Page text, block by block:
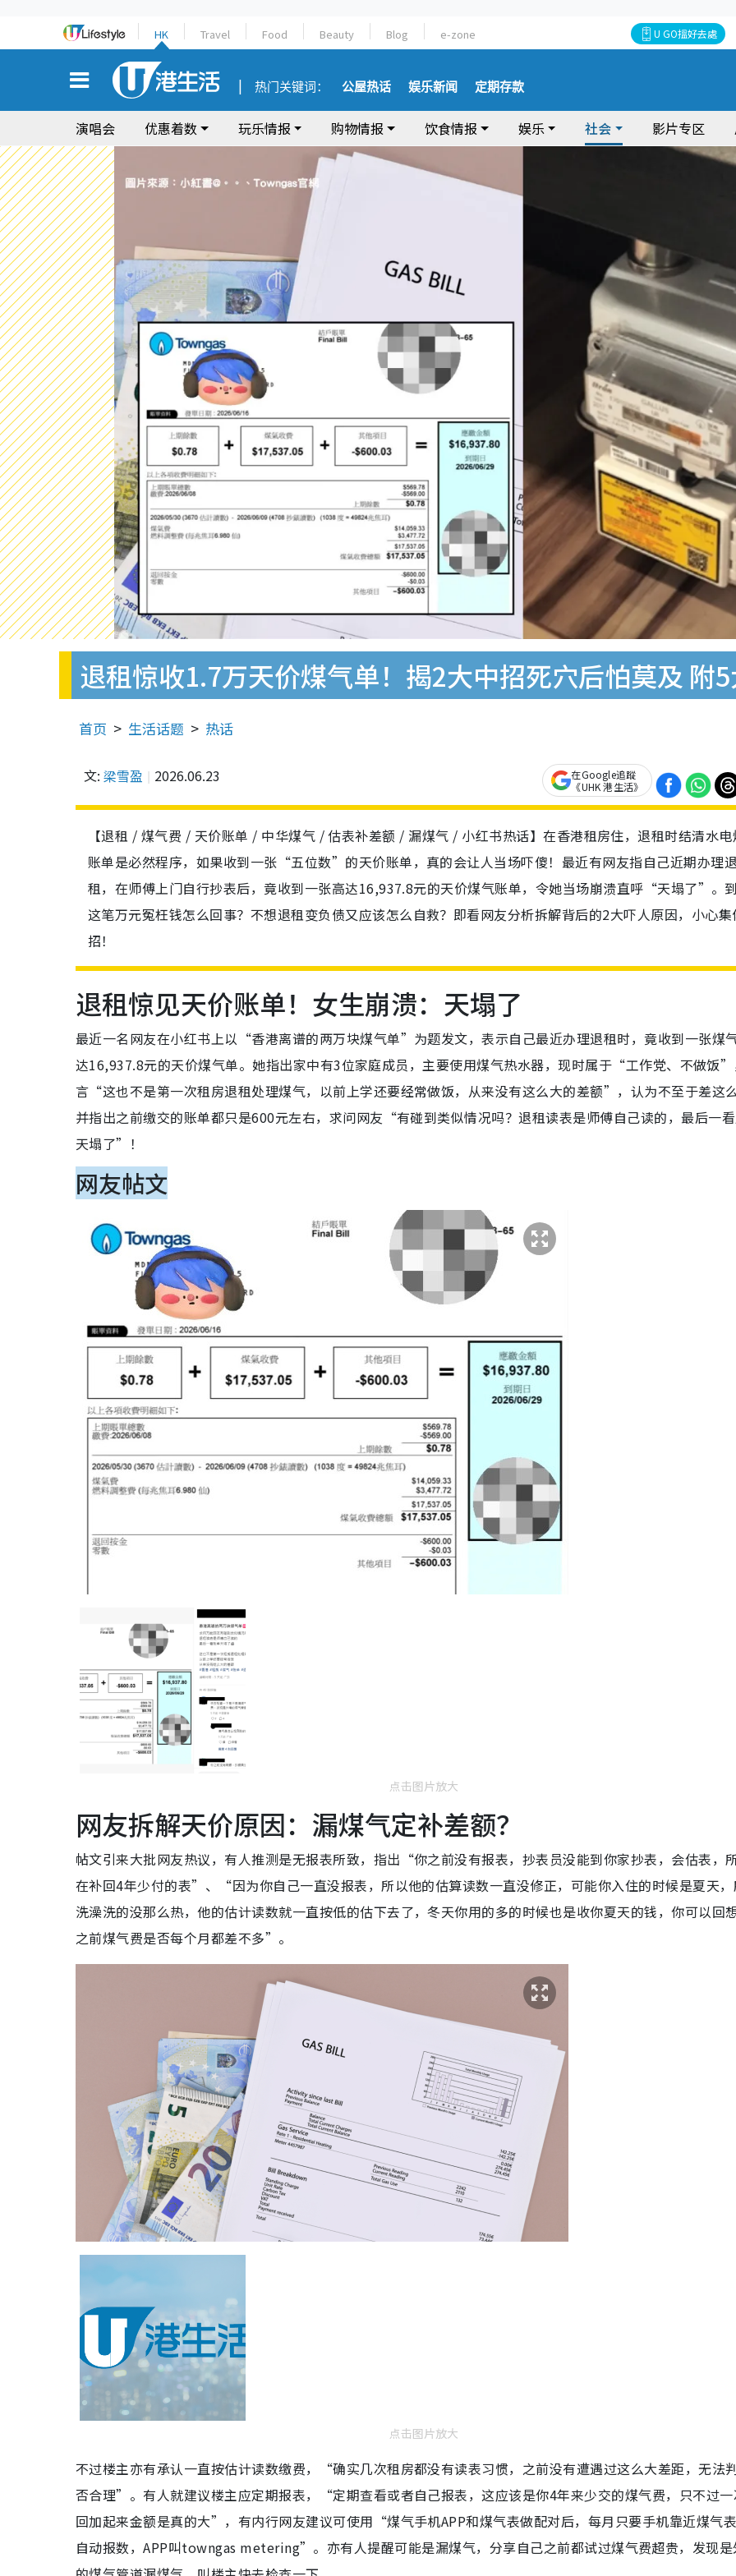
HK Travel Food Beauty Blog e-zone U GO搵好去處
热门关键词： 公屋热话 娱乐新闻 定期存款
演唱会 优惠着数 玩乐情报 购物情报 饮食情报 娱乐 社会 影片专区
退租惊收1.7万天价煤气单！揭2大中招死穴后怕莫及 附
首页 生活话题 热话
文: 梁雪盈 2026.06.23
在Google追蹤
《UHK 港生活》
【退租 / 煤气费 / 天价账单 / 中华煤气 / 估表补差额 / 漏煤气 / 小红书热话】在香港租房住，退租时结清水
账单是必然程序，如果收到一张“五位数”的天价账单，真的会让人当场吓傻！最近有网友指自己近期办理
租，在师傅上门自行抄表后，竟收到一张高达16,937.8元的天价煤气账单，令她当场崩溃直呼“天塌了”。
这笔万元冤枉钱怎么回事？不想退租变负债又应该怎么自救？即看网友分析拆解背后的2大吓人原因，小心集
招！
退租惊见天价账单！女生崩溃：天塌了
最近一名网友在小红书上以“香港离谱的两万块煤气单”为题发文，表示自己最近办理退租时，竟收到一张煤
达16,937.8元的天价煤气单。她指出家中有3位家庭成员，主要使用煤气热水器，现时属于“工作党、不做饭
言“这也不是第一次租房退租处理煤气，以前上学还要经常做饭，从来没有这么大的差额”，认为不至于差这
并指出之前缴交的账单都只是600元左右，求问网友“有碰到类似情况吗？退租读表是师傅自己读的，最后一
天塌了”！
网友帖文
点击图片放大
网友拆解天价原因：漏煤气定补差额？
帖文引来大批网友热议，有人推测是无报表所致，指出“你之前没有报表，抄表员没能到你家抄表，会估表，
在补回4年少付的表”、“因为你自己一直没报表，所以他的估算读数一直没修正，可能你入住的时候是夏天
洗澡洗的没那么热，他的估计读数就一直按低的估下去了，冬天你用的多的时候也是收你夏天的钱，你可以回
之前煤气费是否每个月都差不多”。
点击图片放大
不过楼主亦有承认一直按估计读数缴费，“确实几次租房都没有读表习惯，之前没有遭遇过这么大差距，无法
否合理”。有人就建议楼主应定期报表，“定期查看或者自己报表，这应该是你4年来少交的煤气费，只不过
回加起来金额是真的大”，有内行网友建议可使用“煤气手机APP和煤气表做配对后，每月只要手机靠近煤气
自动报数，APP叫towngas metering”。亦有人提醒可能是漏煤气，分享自己之前都试过煤气费超贵，发现